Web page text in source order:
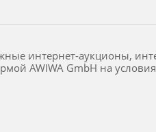
интернет-аукционы,
AWIWA GmbH на